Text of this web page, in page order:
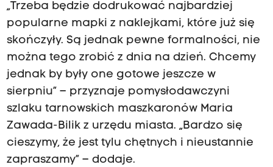
„Trzeba będzie dodrukować najbardziej
popularne mapki z naklejkami, które już się
skończyły. Są jednak pewne formalności, nie
można tego zrobić z dnia na dzień. Chcemy
jednak by były one gotowe jeszcze w
sierpniu” – przyznaje pomysłodawczyni
szlaku tarnowskich maszkaronów Maria
Zawada-Bilik z urzędu miasta. „Bardzo się
cieszymy, że jest tylu chętnych i nieustannie
zapraszamy” – dodaje.